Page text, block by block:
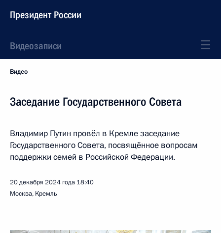
Президент России
Видеозаписи
Видео
Заседание Государственного Совета
Владимир Путин провёл в Кремле заседание
Государственного Совета, посвящённое вопросам
поддержки семей в Российской Федерации.
20 декабря 2024 года 18:40
Москва, Кремль